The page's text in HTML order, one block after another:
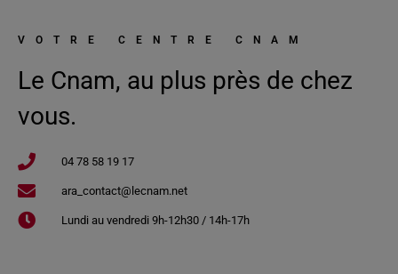
VOTRE CENTRE CNAM
Le Cnam, au plus près de chez
vous.
04 78 58 19 17​
ara_contact@lecnam.net
Lundi au vendredi 9h-12h30 / 14h-17h